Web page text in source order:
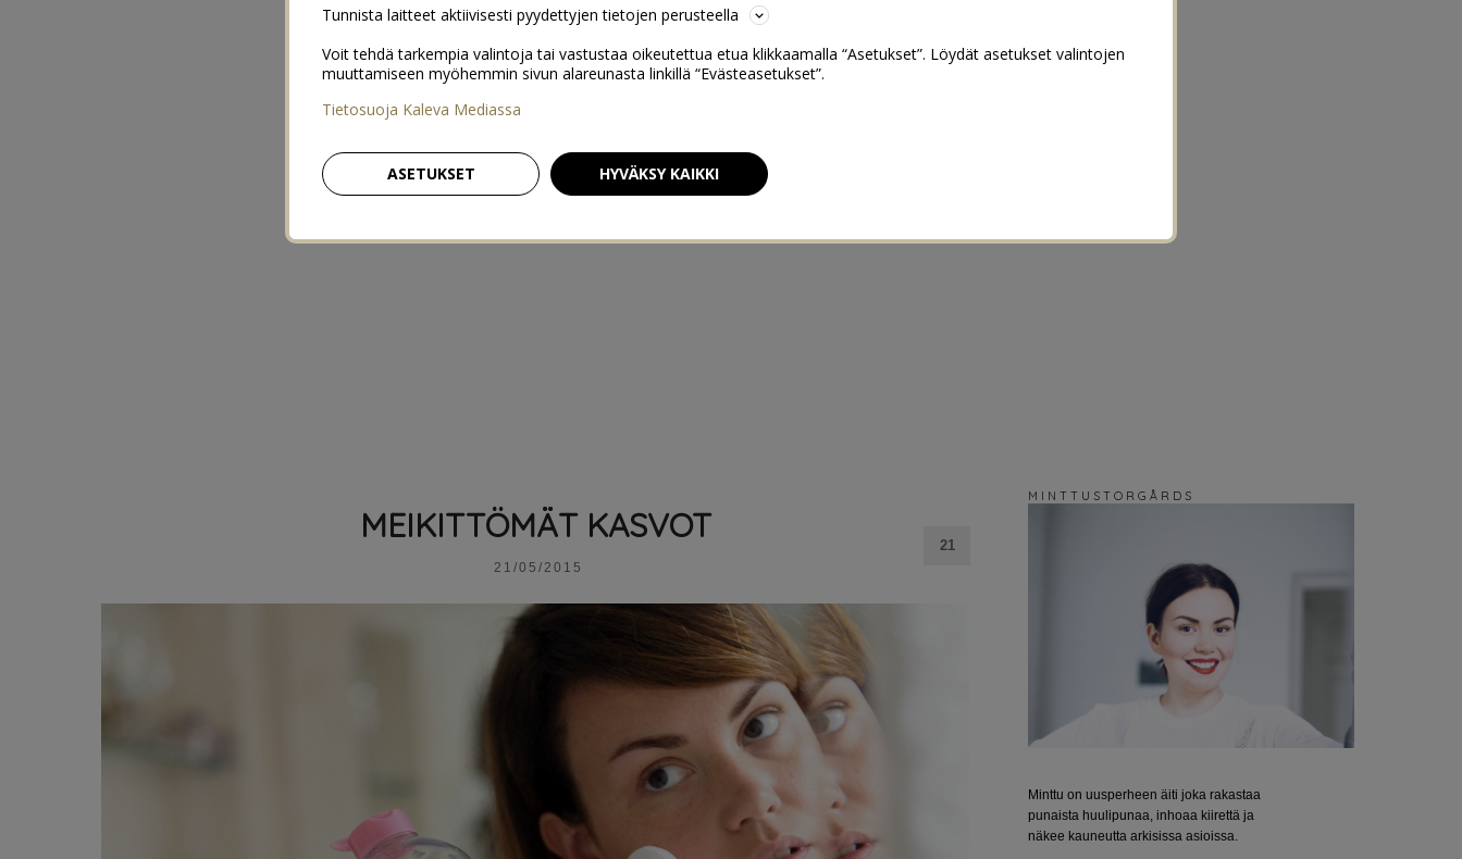
MEIKITTÖMÄT KASVOT
21/05/2015
21
M I N T T U S T O R G Å R D S
Minttu on uusperheen äiti joka rakastaa
punaista huulipunaa, inhoaa kiirettä ja
näkee kauneutta arkisissa asioissa.
Tunnista laitteet aktiivisesti pyydettyjen tietojen perusteella
Voit tehdä tarkempia valintoja tai vastustaa oikeutettua etua klikkaamalla “Asetukset”. Löydät asetukset valintojen
muuttamiseen myöhemmin sivun alareunasta linkillä “Evästeasetukset”.
Tietosuoja Kaleva Mediassa
ASETUKSET HYVÄKSY KAIKKI